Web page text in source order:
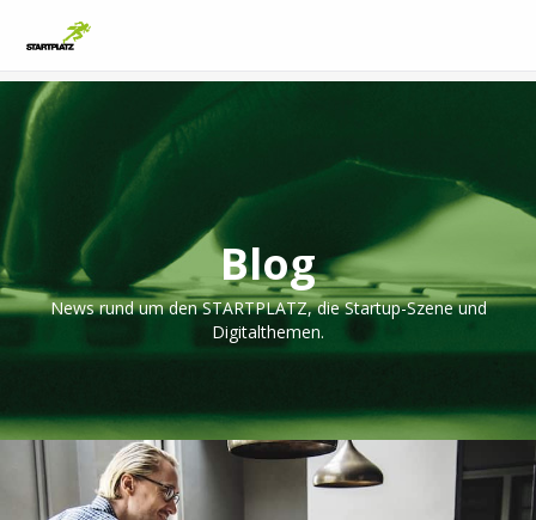
Blog
News rund um den STARTPLATZ, die Startup-Szene und
Digitalthemen.